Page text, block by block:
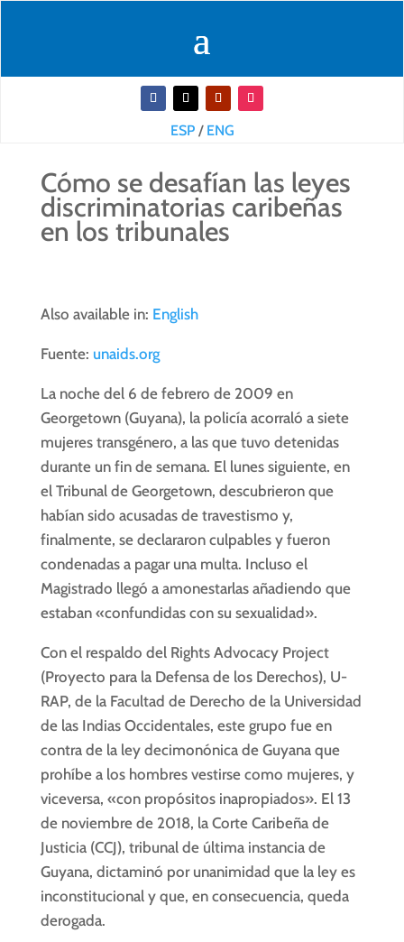
ESP/ ENG
Cómo se desafían las leyes
discriminatorias caribeñas
en los tribunales
Also available in: English
Fuente: unaids.org
La noche del 6 de febrero de 2009 en
Georgetown (Guyana), la policía acorraló a siete
mujeres transgénero, a las que tuvo detenidas
durante un fin de semana. El lunes siguiente, en
el Tribunal de Georgetown, descubrieron que
habían sido acusadas de travestismo y,
finalmente, se declararon culpables y fueron
condenadas a pagar una multa. Incluso el
Magistrado llegó a amonestarlas añadiendo que
estaban «confundidas con su sexualidad».
Con el respaldo del Rights Advocacy Project
(Proyecto para la Defensa de los Derechos), U-
RAP, de la Facultad de Derecho de la Universidad
de las Indias Occidentales, este grupo fue en
contra de la ley decimonónica de Guyana que
prohíbe a los hombres vestirse como mujeres, y
viceversa, «con propósitos inapropiados». El 13
de noviembre de 2018, la Corte Caribeña de
Justicia (CCJ), tribunal de última instancia de
Guyana, dictaminó por unanimidad que la ley es
inconstitucional y que, en consecuencia, queda
derogada.